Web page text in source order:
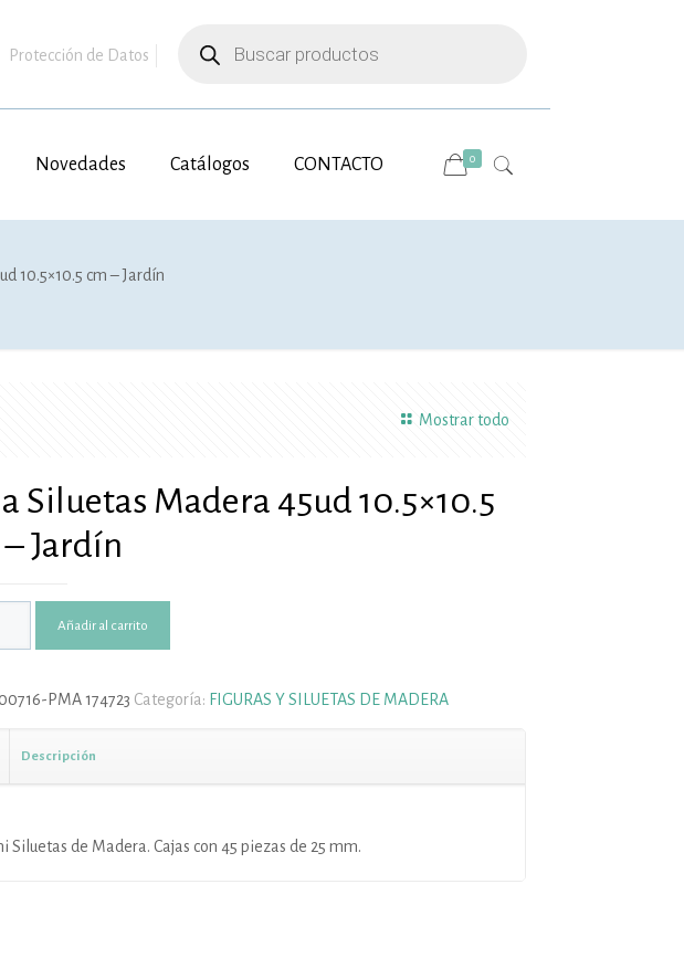
Protección de Datos
productos
Novedades Catálogos CONTACTO 0
10.5×10.5 cm – Jardín
Mostrar todo
Siluetas Madera 45ud 10.5×10.5
Jardín
Añadir al carrito
PMA 174723 Categoría: FIGURAS Y SILUETAS DE MADERA
Descripción
Siluetas de Madera. Cajas con 45 piezas de 25 mm.